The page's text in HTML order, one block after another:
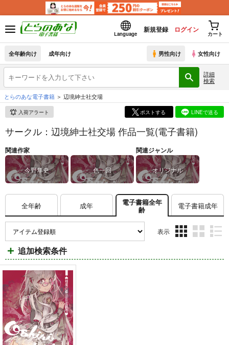
Language
新規登録 ログイン
カート
全年齢向け 成年向け 男性向け 女性向け
詳細
検索
とらのあな電子書籍
辺境紳士社交場
入荷アラート ポストする LINEで送る
サークル：辺境紳士社交場 作品一覧(電子書籍)
関連作家
今野隼史 色一回
関連ジャンル
オリジナル
全年齢 成年 電子書籍全年
齢 電子書籍成年
表示
ム
ム
ム
追加検索条件